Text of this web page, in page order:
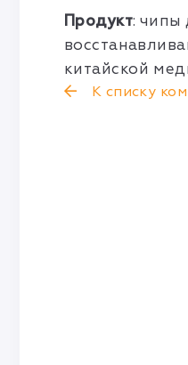
Продукт: чипы
китайской
К списку